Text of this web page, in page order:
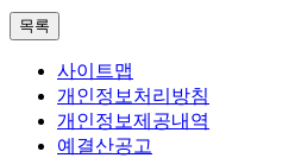
목록
사이트맵
개인정보처리방침
개인정보제공내역
예결산공고